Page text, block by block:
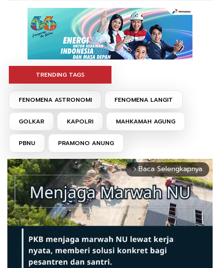
TRENDING TAGS
FENOMENA ASTRONOMI FENOMENA LANGIT
GOLKAR KAPOLRI MAHKAMAH AGUNG
PBNU PRAMONO ANUNG
arrow_forward_ios Baca Selengkapnya